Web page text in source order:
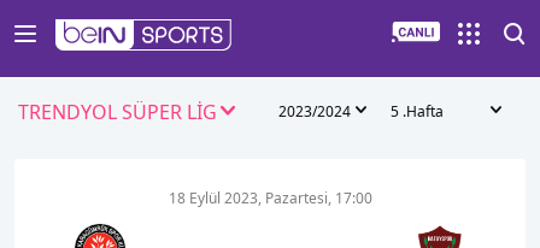
TRENDYOL SÜPER LİG 2023/2024 5 .Hafta
18 Eylül 2023, Pazartesi, 17:00